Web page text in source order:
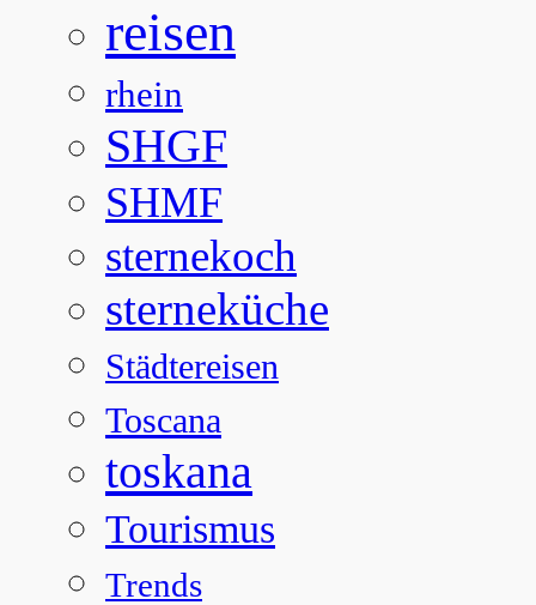
reisen
rhein
SHGF
SHMF
sternekoch
sterneküche
Städtereisen
Toscana
toskana
Tourismus
Trends